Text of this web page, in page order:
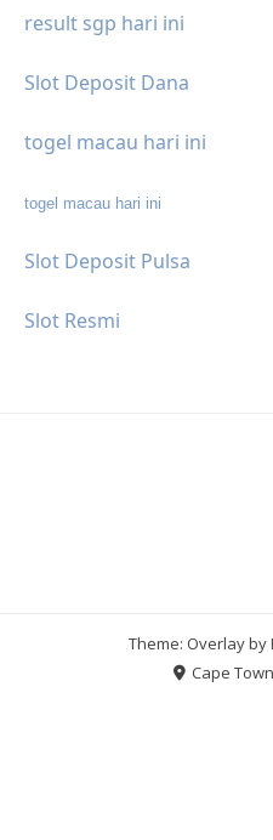
result sgp hari ini
Slot Deposit Dana
togel macau hari ini
togel macau hari ini
Slot Deposit Pulsa
Slot Resmi
Theme: Overlay by
Cape